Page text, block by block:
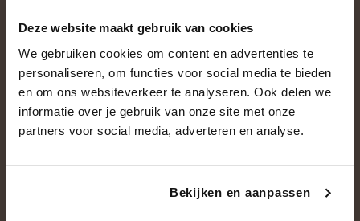
Deze website maakt gebruik van cookies
We gebruiken cookies om content en advertenties te
personaliseren, om functies voor social media te bieden
en om ons websiteverkeer te analyseren. Ook delen we
informatie over je gebruik van onze site met onze
partners voor social media, adverteren en analyse.
Bekijken en aanpassen
OVER ONS